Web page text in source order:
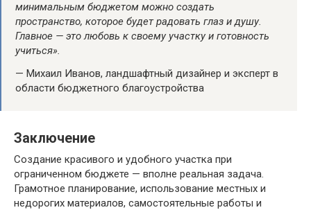
минимальным бюджетом можно создать
пространство, которое будет радовать глаз и душу.
Главное — это любовь к своему участку и готовность
учиться».
— Михаил Иванов, ландшафтный дизайнер и эксперт в
области бюджетного благоустройства
Заключение
Создание красивого и удобного участка при
ограниченном бюджете — вполне реальная задача.
Грамотное планирование, использование местных и
недорогих материалов, самостоятельные работы и